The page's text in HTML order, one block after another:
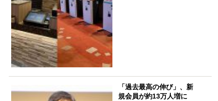
「過去最高の伸び」、新
規会員が約13万人増に